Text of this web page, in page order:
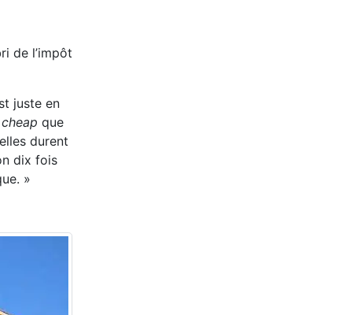
de l’impôt
juste en
cheap que
durent
dix fois
»